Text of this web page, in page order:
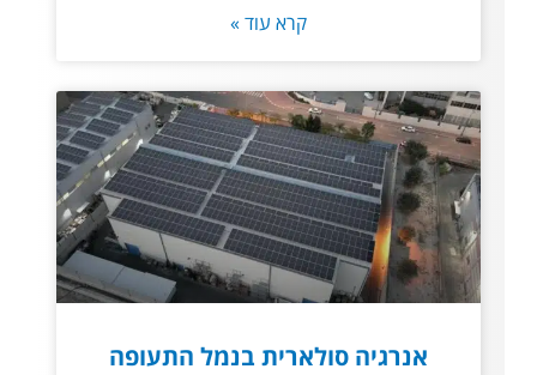
קרא עוד »
אנרגיה סולארית בנמל התעופה